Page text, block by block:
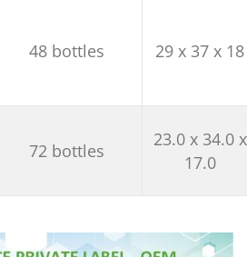
48 bottles 29 x 37 x 18
72 bottles
23.0 x 34.0 x
17.0